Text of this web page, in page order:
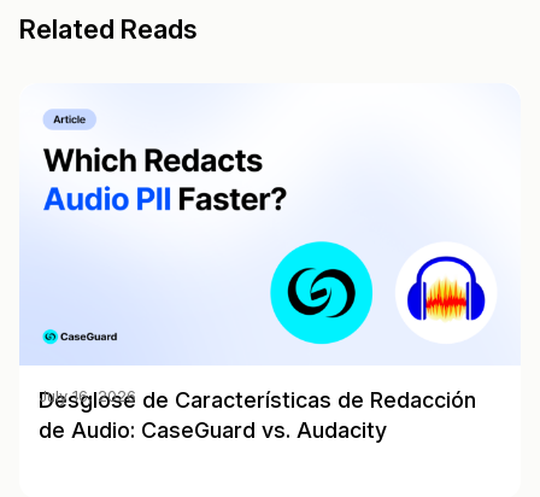
Related Reads
Desglose de Características de Redacción
de Audio: CaseGuard vs. Audacity
July 16, 2026